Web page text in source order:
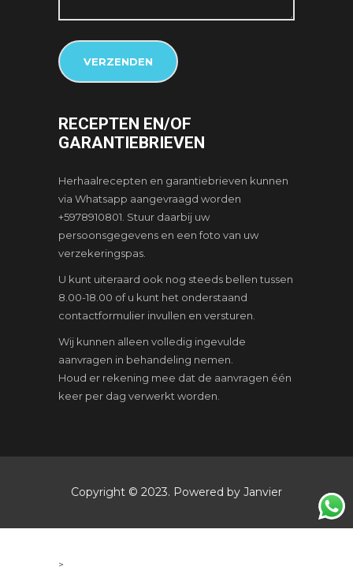
RECEPTEN EN/OF
GARANTIEBRIEVEN
Herhaalrecepten en garantiebrieven kunnen
via Whatsapp aangevraagd worden
+5978910801. Stuur daarbij uw
persoonsgegevens en een foto van uw
verzekeringspas.
U kunt uiteraard ook nog steeds bellen tussen
8.00-18.00 of u kunt het onderstaand
contactformulier invullen en versturen.
Wij kunnen alleen volledig ingevulde
aanvragen in behandeling nemen.
Houd er rekening mee dat de aanvragen één
keer per dag verwerkt worden.
Copyright © 2023. Powered by Janvier
>